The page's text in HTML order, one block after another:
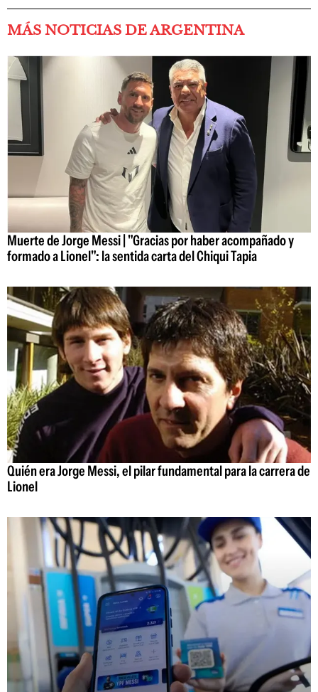
MÁS NOTICIAS DE ARGENTINA
Muerte de Jorge Messi | "Gracias por haber acompañado y
formado a Lionel": la sentida carta del Chiqui Tapia
Quién era Jorge Messi, el pilar fundamental para la carrera de
Lionel